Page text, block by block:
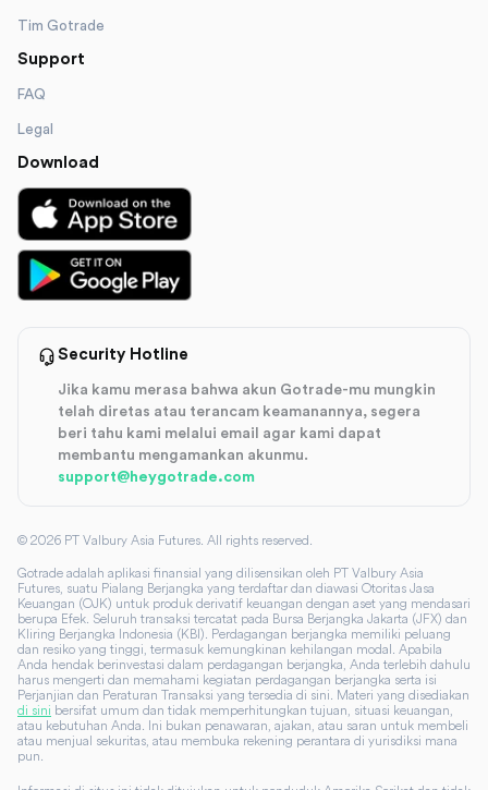
Tim Gotrade
Support
FAQ
Legal
Download
Security Hotline
Jika kamu merasa bahwa akun Gotrade-mu mungkin
telah diretas atau terancam keamanannya, segera
beri tahu kami melalui email agar kami dapat
membantu mengamankan akunmu.
support@heygotrade.com
© 2026 PT Valbury Asia Futures. All rights reserved.
Gotrade adalah aplikasi finansial yang dilisensikan oleh PT Valbury Asia
Futures, suatu Pialang Berjangka yang terdaftar dan diawasi Otoritas Jasa
Keuangan (OJK) untuk produk derivatif keuangan dengan aset yang mendasari
berupa Efek. Seluruh transaksi tercatat pada Bursa Berjangka Jakarta (JFX) dan
Kliring Berjangka Indonesia (KBI). Perdagangan berjangka memiliki peluang
dan resiko yang tinggi, termasuk kemungkinan kehilangan modal. Apabila
Anda hendak berinvestasi dalam perdagangan berjangka, Anda terlebih dahulu
harus mengerti dan memahami kegiatan perdagangan berjangka serta isi
Perjanjian dan Peraturan Transaksi yang tersedia di sini. Materi yang disediakan
di sini bersifat umum dan tidak memperhitungkan tujuan, situasi keuangan,
atau kebutuhan Anda. Ini bukan penawaran, ajakan, atau saran untuk membeli
atau menjual sekuritas, atau membuka rekening perantara di yurisdiksi mana
pun.